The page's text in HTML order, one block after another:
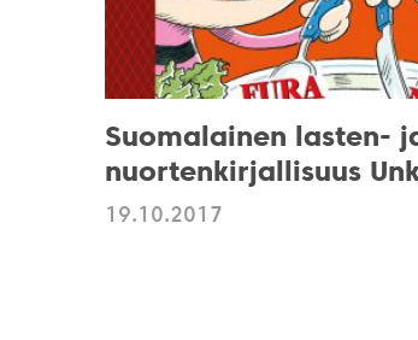
Suomalainen lasten-
nuortenkirjallisuus
19.10.2017